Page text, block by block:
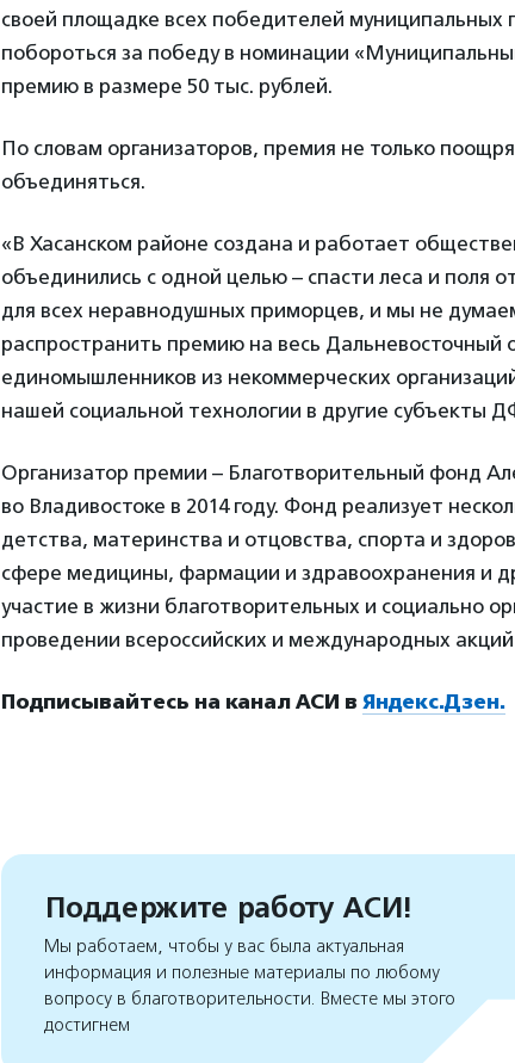
своей площадке всех победителей муниципальных
побороться за победу в номинации
премию в размере 50 тыс. рублей.
По словам организаторов, премия не только
объединяться.
«В Хасанском районе создана и работает
объединились с одной целью – спасти леса и поля
для всех неравнодушных приморцев, и мы не
распространить премию на весь Дальневосточный
единомышленников из некоммерческих
нашей социальной технологии в другие субъекты
Организатор премии – Благотворительный фонд
во Владивостоке в 2014 году. Фонд реализует
детства, материнства и отцовства, спорта и
сфере медицины, фармации и здравоохранения и
участие в жизни благотворительных и социально
проведении всероссийских и международных
Подписывайтесь на канал АСИ в Яндекс.Дзен.
Поддержите работу АСИ!
Мы работаем, чтобы у вас была актуальная
информация и полезные материалы по любому
вопросу в благотворительности. Вместе мы этого
достигнем